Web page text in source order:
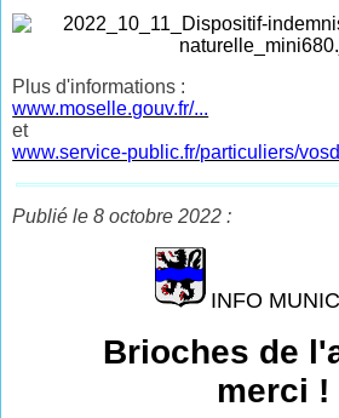
Plus d'informations :
www.moselle.gouv.fr/...
et
www.service-public.fr/particuliers/
Publié le 8 octobre 2022 :
INFO
Brioches de
merci !